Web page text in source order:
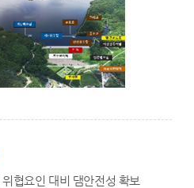
협요인 대비 댐안전성 확보